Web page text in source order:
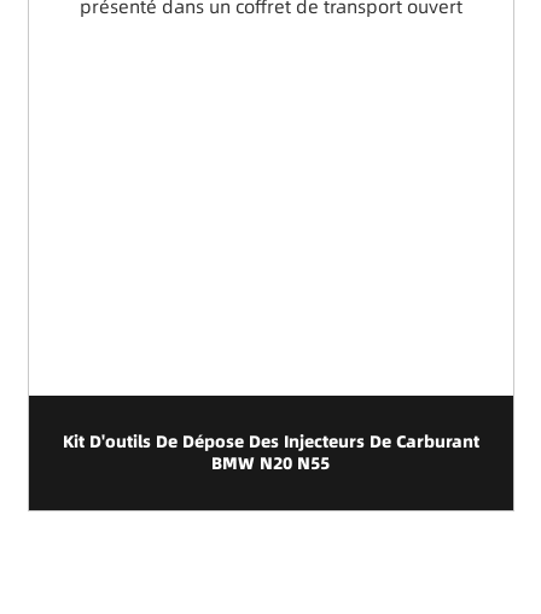
Jeu De 2 Compresseurs De Ressorts Hélicoïdaux
Grande Capacité 1200kg